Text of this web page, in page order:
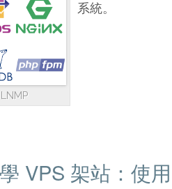
LNMP
系統。
VPS 架站：使